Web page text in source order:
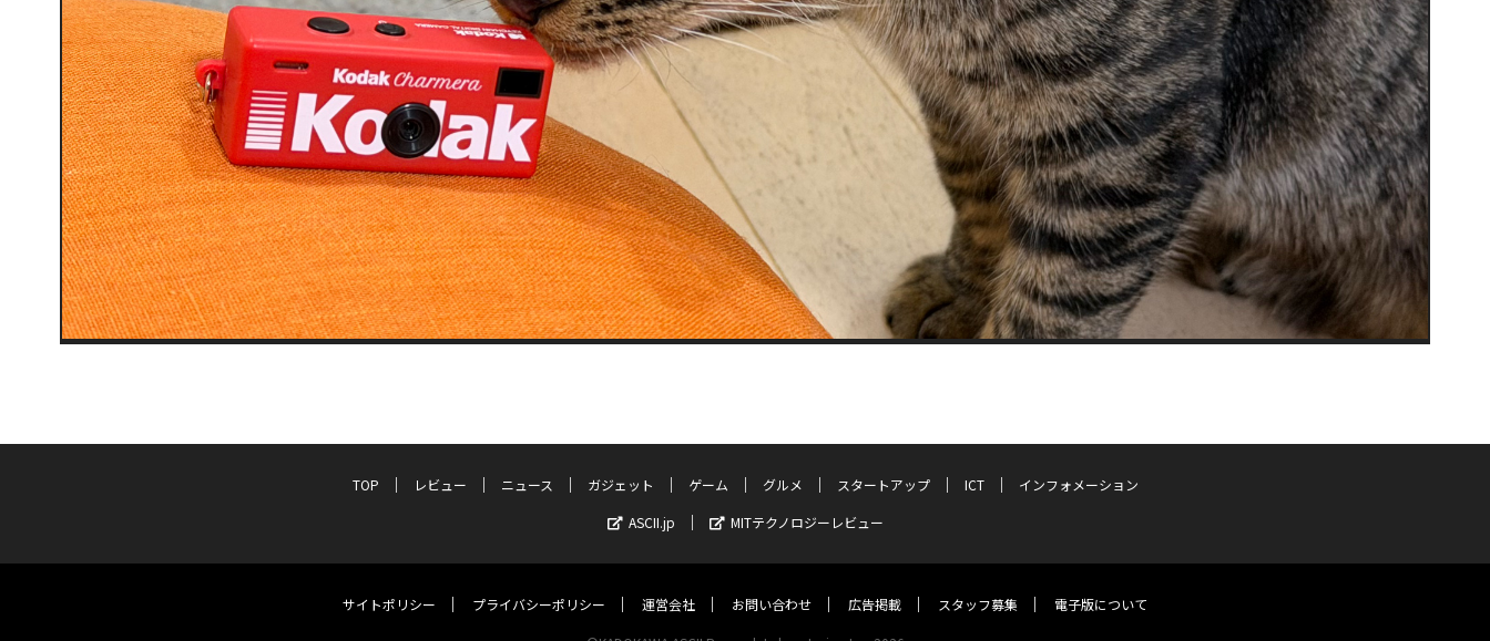
TOP レビュー ニュース ガジェット ゲーム グルメ スタートアップ ICT
インフォメーション
ASCII.jp
MITテクノロジーレビュー
サイトポリシー プライバシーポリシー 運営会社 お問い合わせ 広告掲載 スタッフ募集 電子版について